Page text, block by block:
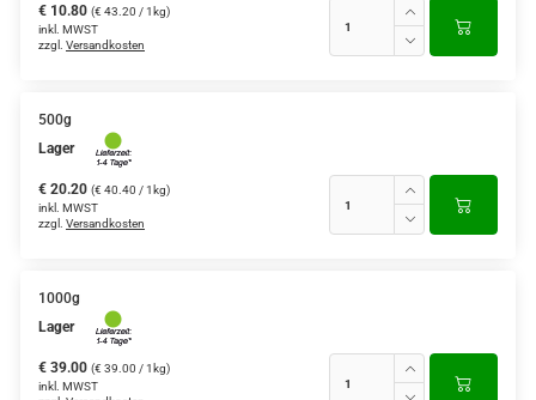
€ 10.80 (€ 43.20 / 1kg)
inkl. MWST
zzgl. Versandkosten
500g
Lager
€ 20.20 (€ 40.40 / 1kg)
inkl. MWST
zzgl. Versandkosten
1000g
Lager
€ 39.00 (€ 39.00 / 1kg)
inkl. MWST